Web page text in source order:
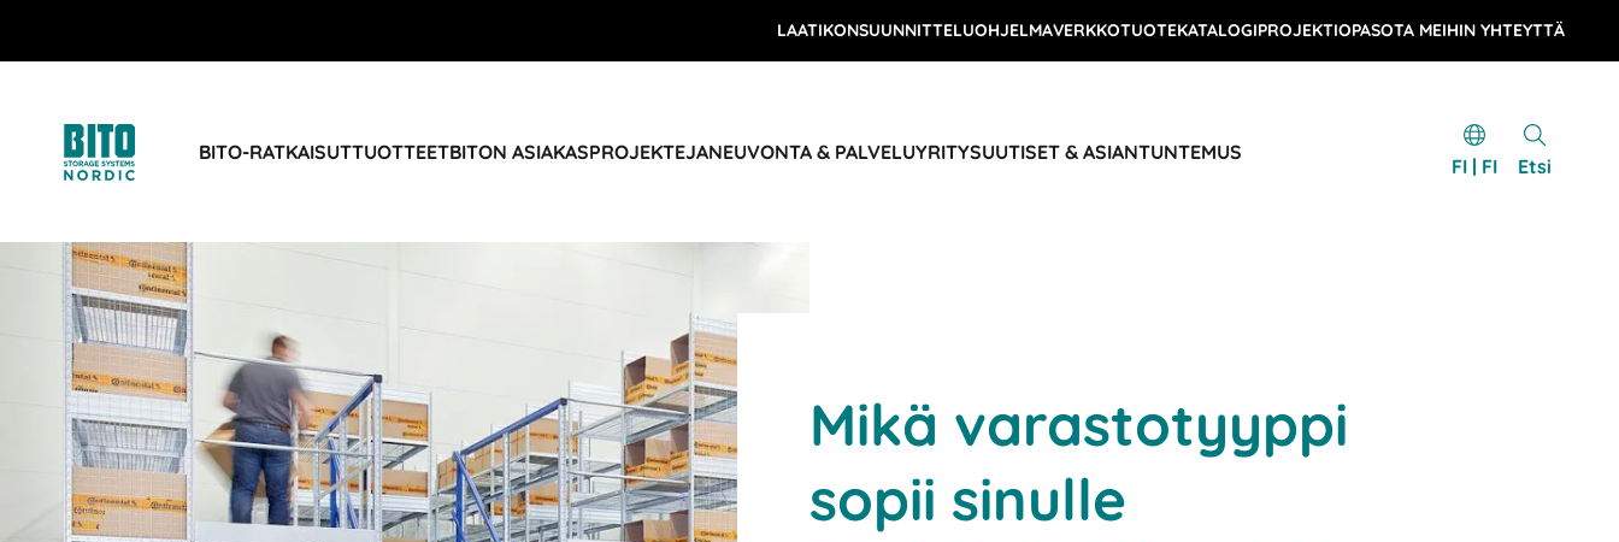
LAATIKONSUUNNITTELUOHJELMAVERKKOTUOTEKATALOGIPROJEKTIOPASOTA MEIHIN YHTEYTTÄ
BITO-RATKAISUTTUOTTEETBITON ASIAKASPROJEKTEJANEUVONTA & PALVELUYRITYSUUTISET & ASIANTUNTEMUS
FI | FI Etsi
Mikä varastotyyppi
sopii sinulle